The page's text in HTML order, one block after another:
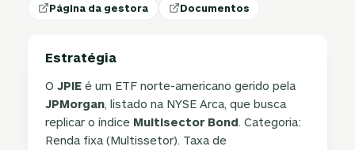
Página da gestora Documentos
Estratégia
OJPIE é um ETF norte-americano gerido pela
JPMorgan, listado na NYSE Arca, que busca
replicar o índice Multisector Bond. Categoria:
Renda fixa (Multissetor). Taxa de